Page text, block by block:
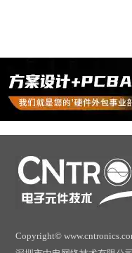
Copyright©